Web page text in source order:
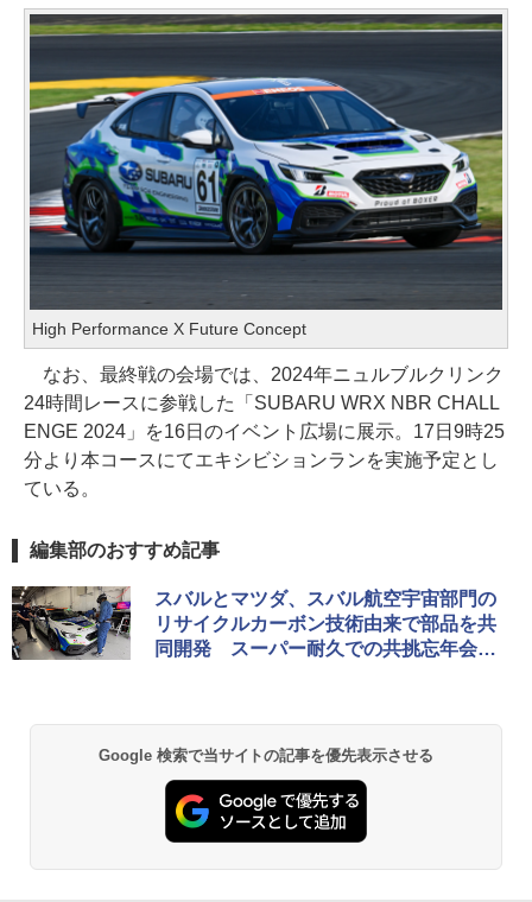
High Performance X Future Concept
なお、最終戦の会場では、2024年ニュルブルクリンク
24時間レースに参戦した「SUBARU WRX NBR CHALL
ENGE 2024」を16日のイベント広場に展示。17日9時25
分より本コースにてエキシビションランを実施予定とし
ている。
編集部のおすすめ記事
スバルとマツダ、スバル航空宇宙部門の
リサイクルカーボン技術由来で部品を共
同開発 スーパー耐久での共挑忘年会が
Google 検索で当サイトの記事を優先表示させる